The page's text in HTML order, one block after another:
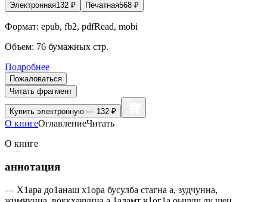
Электронная132 ₽ Печатная568 ₽
Формат: epub, fb2, pdfRead, mobi
Объем: 76 бумажных стр.
Подробнее
Пожаловаться
Читать фрагмент
Купить электронную — 132 ₽
О книгеОглавлениеЧитать
О книге
аннотация
— Х1ара до1анаш х1ора бусулба стагна а, зудчунна,